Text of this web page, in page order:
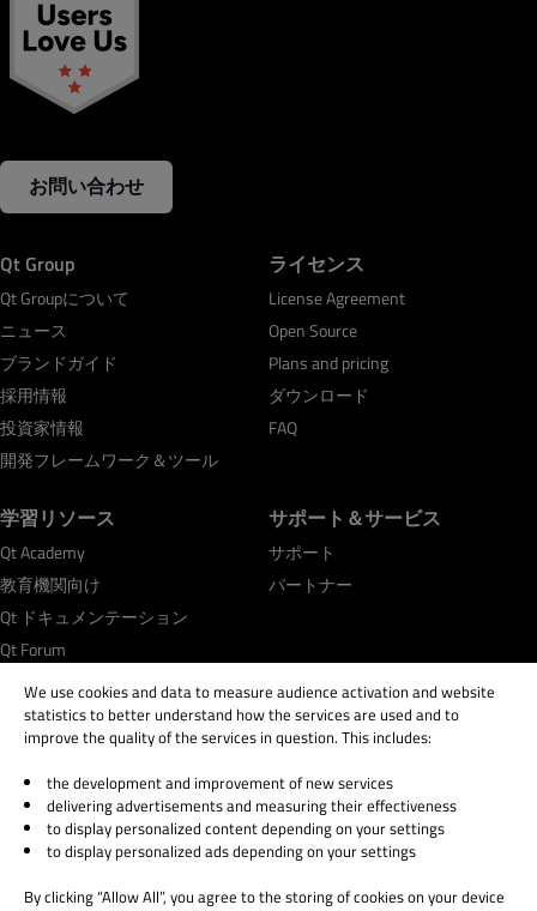
お問い合わせ
Qt Group
Qt Groupについて
ニュース
ブランドガイド
採用情報
投資家情報
開発フレームワーク＆ツール
ライセンス
License Agreement
Open Source
Plans and pricing
ダウンロード
FAQ
学習リソース
Qt Academy
教育機関向け
Qt ドキュメンテーション
Qt Forum
サポート＆サービス
サポート
パートナー
© 2026 The Qt Company
Legal Notice
Privacy and Cookie Policy
Trust Center
We use cookies and data to measure audience activation and website
statistics to better understand how the services are used and to
improve the quality of the services in question. This includes:
the development and improvement of new services
delivering advertisements and measuring their effectiveness
to display personalized content depending on your settings
to display personalized ads depending on your settings
By clicking “Allow All”, you agree to the storing of cookies on your device